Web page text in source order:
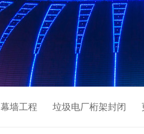
幕墙工程 垃圾电厂桁架封闭